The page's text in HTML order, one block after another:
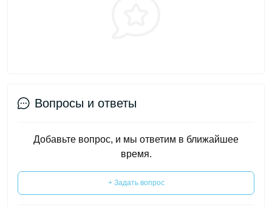
Вопросы и ответы
Добавьте вопрос, и мы ответим в ближайшее
время.
+ Задать вопрос